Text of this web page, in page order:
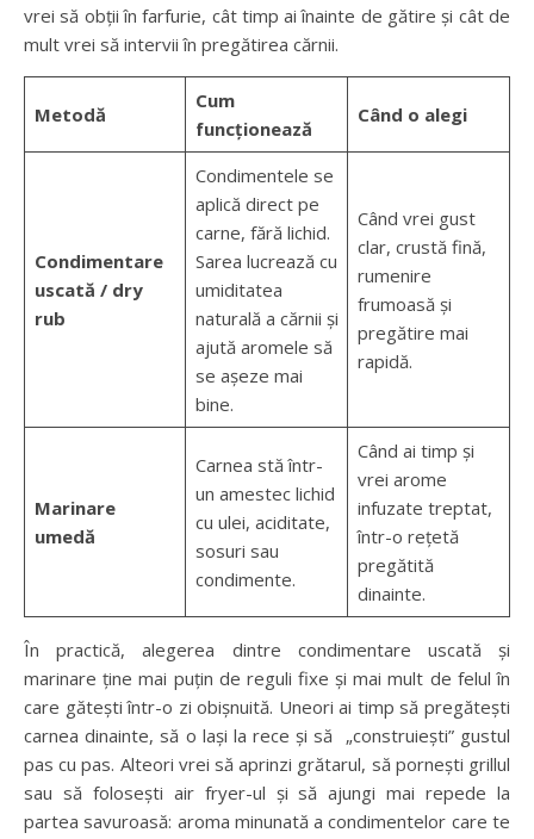
vrei să obții în farfurie, cât timp ai înainte de gătire și cât de
mult vrei să intervii în pregătirea cărnii.
Metodă
Cum
funcționează
Când o alegi
Condimentare
uscată / dry
rub
Condimentele se
aplică direct pe
carne, fără lichid.
Sarea lucrează cu
umiditatea
naturală a cărnii și
ajută aromele să
se așeze mai
bine.
Când vrei gust
clar, crustă fină,
rumenire
frumoasă și
pregătire mai
rapidă.
Marinare
umedă
Carnea stă într-
un amestec lichid
cu ulei, aciditate,
sosuri sau
condimente.
Când ai timp și
vrei arome
infuzate treptat,
într-o rețetă
pregătită
dinainte.
În practică, alegerea dintre condimentare uscată și
marinare ține mai puțin de reguli fixe și mai mult de felul în
care gătești într-o zi obișnuită. Uneori ai timp să pregătești
carnea dinainte, să o lași la rece și să „construiești” gustul
pas cu pas. Alteori vrei să aprinzi grătarul, să pornești grillul
sau să folosești air fryer-ul și să ajungi mai repede la
partea savuroasă: aroma minunată a condimentelor care te